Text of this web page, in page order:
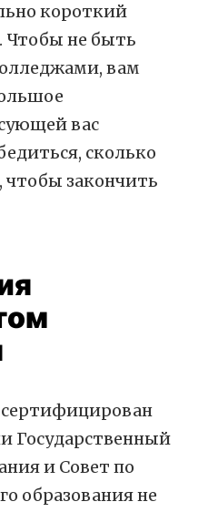
короткий
Чтобы не быть
вам
вас
сколько
чтобы закончить
Государственный
и Совет по
образования не